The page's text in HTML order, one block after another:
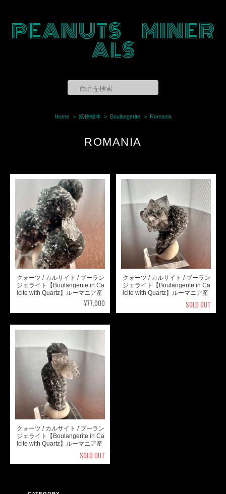
PEANUTS MINER
ALS
Home 鉱物標本 Boulangerite Romania
ROMANIA
クォーツ / カルサイト / ブーラン
ジェライト【Boulangerite in Ca
lcite with Quartz】ルーマニア産
¥77,000
クォーツ / カルサイト / ブーラン
ジェライト【Boulangerite in Ca
lcite with Quartz】ルーマニア産
SOLD OUT
クォーツ / カルサイト / ブーラン
ジェライト【Boulangerite in Ca
lcite with Quartz】ルーマニア産
SOLD OUT